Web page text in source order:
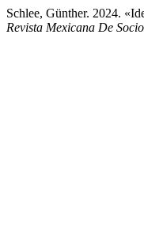
Schlee, Günther. 2024.
Revista Mexicana De